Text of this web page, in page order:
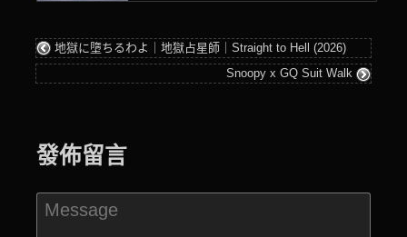
地獄に墮ちるわよ｜地獄占星師｜Straight to Hell (2026)
Snoopy x GQ Suit Walk
發佈留言